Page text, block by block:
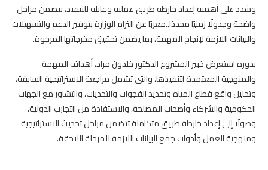
وشدد على أهمية إعداد خارطة طريق عملية وقابلة للتنفيذ، تتضمن مراحل
واضحة وجدولًا زمنيًا محددًا..معربًا عن التزام الوزارة بتوفير الدعم والتسهيلات
والبيانات اللازمة لإنجاح المهمة، بما يضمن تحقيق مخرجاتها المرجوة.
بدوره استعرض خبير المشروع الدكتور خلدون مراد، أهداف المهمة
والمنهجية المعتمدة لتنفيذها، والتي تشمل مراجعة الاستراتيجية السابقة،
وتحليل واقع قطاع المياه وتحديد الفجوات والتحديات، والتشاور مع الجهات
الحكومية والشركاء وأصحاب المصلحة، والاستفادة من التجارب الدولية،
وصولًا إلى إعداد خارطة طريق متكاملة تتضمن مراحل تحديث الاستراتيجية
ومنهجية العمل وأدوات جمع البيانات اللازمة للمرحلة اللاحقة.